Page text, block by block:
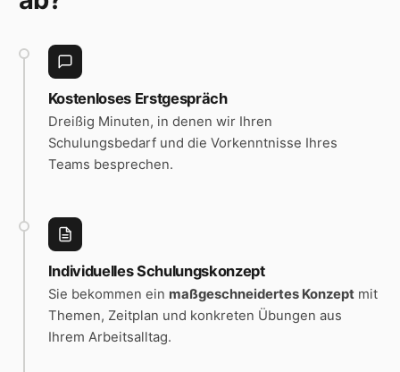
Kostenloses Erstgespräch
Dreißig Minuten, in denen wir Ihren
Schulungsbedarf und die Vorkenntnisse Ihres
Teams besprechen.
Individuelles Schulungskonzept
Sie bekommen ein maßgeschneidertes Konzeptmit
Themen, Zeitplan und konkreten Übungen aus
Ihrem Arbeitsalltag.